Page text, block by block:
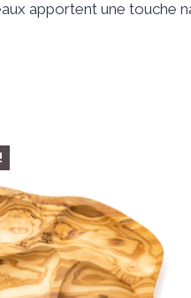
apportent une